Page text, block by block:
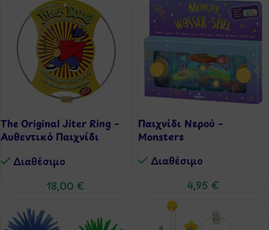
The Original Jiter Ring –
Αυθεντικό Παιχνίδι
Διαθέσιμo
18,00 €
Παιχνίδι Νερού –
Monsters
Διαθέσιμo
4,95 €